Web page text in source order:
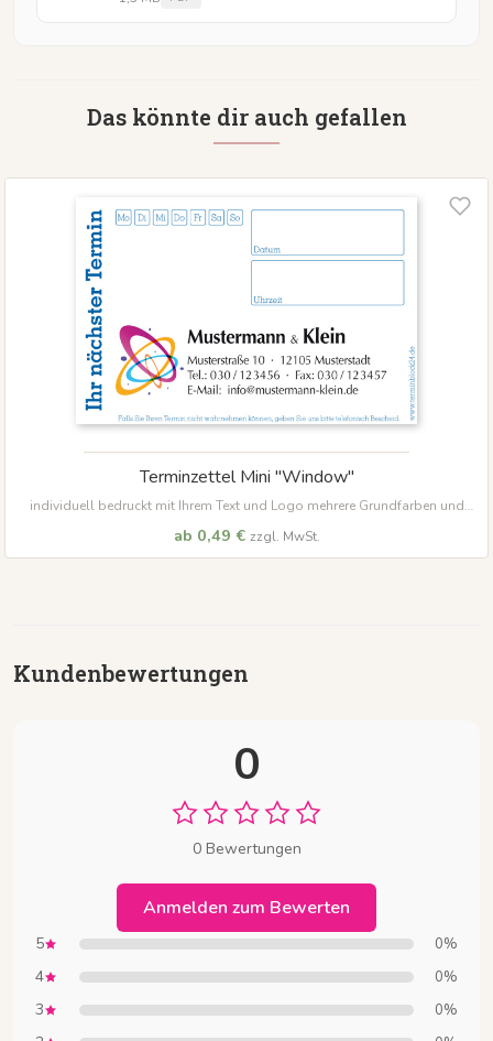
Das könnte dir auch gefallen
Terminzettel Mini "Window"
individuell bedruckt mit Ihrem Text und Logo mehrere Grundfarben und
ab 0,49 € zzgl. MwSt.
Kundenbewertungen
0
0 Bewertungen
Anmelden zum Bewerten
5 0%
4 0%
3 0%